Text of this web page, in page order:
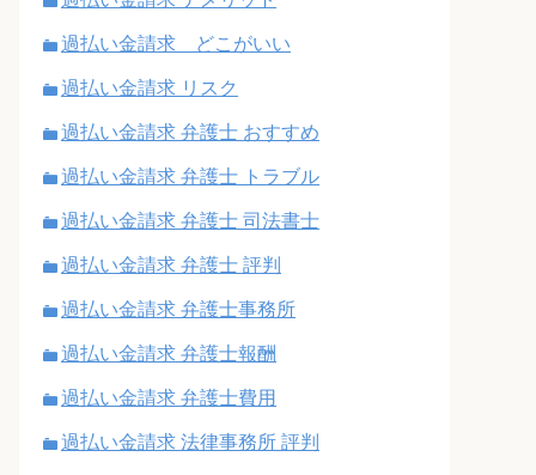
過払い金請求 どこがいい
過払い金請求 リスク
過払い金請求 弁護士 おすすめ
過払い金請求 弁護士 トラブル
過払い金請求 弁護士 司法書士
過払い金請求 弁護士 評判
過払い金請求 弁護士事務所
過払い金請求 弁護士報酬
過払い金請求 弁護士費用
過払い金請求 法律事務所 評判